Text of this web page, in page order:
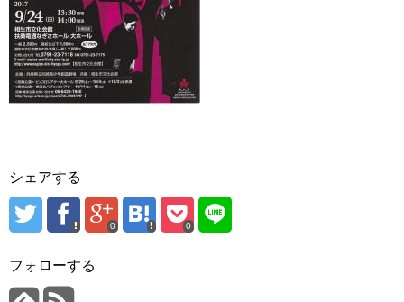
シェアする
0 0
フォローする